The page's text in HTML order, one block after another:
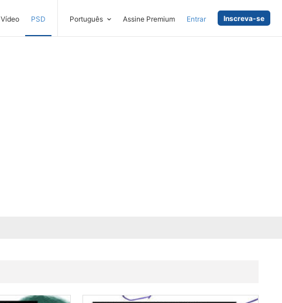
Vídeo PSD Português Assine Premium Entrar Inscreva-se